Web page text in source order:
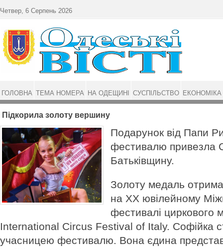
Підкорила золоту вершину
Подарунок від Папи
фестивалю привезла
Батьківщину.
Золоту медаль
на XX ювілейному
фестивалі циркового
International Circus Festival of Italy. Софійка
учасницею фестивалю. Вона єдина
Четвер, 6 Серпень 2026
ГОЛОВНА ТЕМА НОМЕРА НА ОДЕЩИНІ СУСПІЛЬСТВО ЕКОНОМІКА